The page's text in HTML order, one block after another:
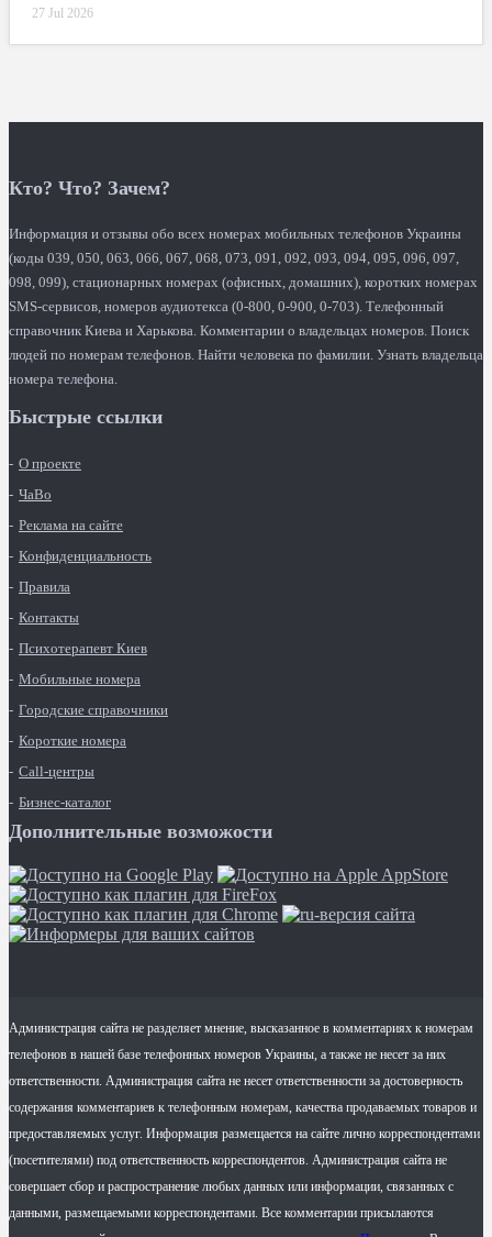
27 Jul 2026
Кто? Что? Зачем?
Информация и отзывы обо всех номерах мобильных телефонов Украины
(коды 039, 050, 063, 066, 067, 068, 073, 091, 092, 093, 094, 095, 096, 097,
098, 099), стационарных номерах (офисных, домашних), коротких номерах
SMS-сервисов, номеров аудиотекса (0-800, 0-900, 0-703). Телефонный
справочник Киева и Харькова. Комментарии о владельцах номеров. Поиск
людей по номерам телефонов. Найти человека по фамилии. Узнать владельца
номера телефона.
Быстрые ссылки
О проекте
ЧаВо
Реклама на сайте
Конфиденциальность
Правила
Контакты
Психотерапевт Киев
Мобильные номера
Городские справочники
Короткие номера
Call-центры
Бизнес-каталог
Дополнительные возможости
Администрация сайта не разделяет мнение, высказанное в комментариях к номерам
телефонов в нашей базе телефонных номеров Украины, а также не несет за них
ответственности. Администрация сайта не несет ответственности за достоверность
содержания комментариев к телефонным номерам, качества продаваемых товаров и
предоставляемых услуг. Информация размещается на сайте лично корреспондентами
(посетителями) под ответственность корреспондентов. Администрация сайта не
совершает сбор и распространение любых данных или информации, связанных с
данными, размещаемыми корреспондентами. Все комментарии присылаются